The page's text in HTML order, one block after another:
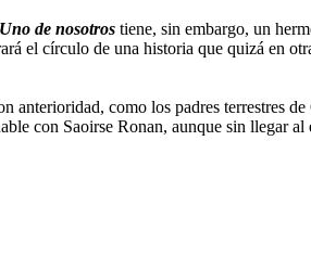
Uno de nosotros tiene, sin embargo, un
el círculo de una historia que quizá en
como los padres terrestres
con Saoirse Ronan, aunque sin llegar